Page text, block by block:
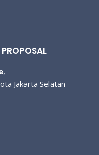
,
Jakarta Selatan